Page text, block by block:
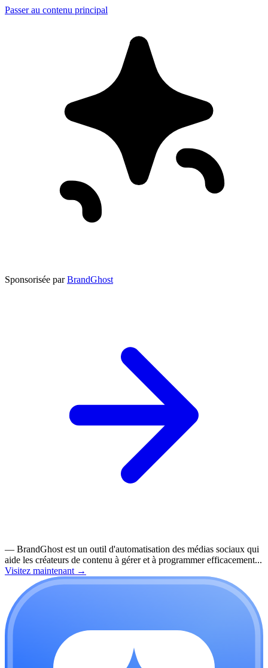
Passer au contenu principal
Sponsorisée par BrandGhost
— BrandGhost est un outil d'automatisation des médias sociaux qui
aide les créateurs de contenu à gérer et à programmer efficacement...
Visitez maintenant →